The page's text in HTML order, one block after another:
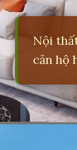
Nội
căn hộ